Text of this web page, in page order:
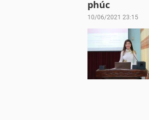
phúc
10/06/2021 23:15